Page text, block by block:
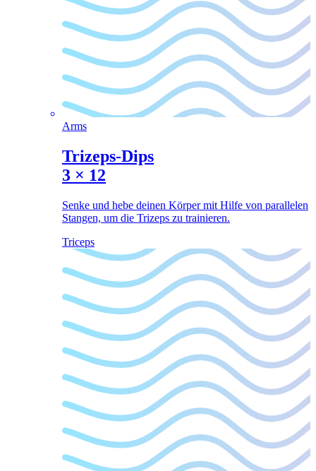
Arms
Trizeps-Dips
3 × 12
Senke und hebe deinen Körper mit Hilfe von parallelen
Stangen, um die Trizeps zu trainieren.
Triceps